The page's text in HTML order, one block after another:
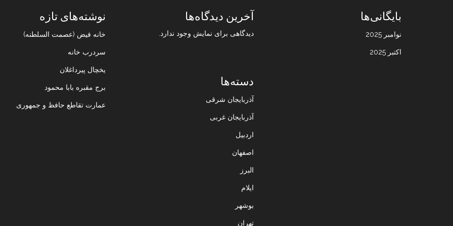
نوشته‌های تازه
خانه فیض (عصمت السلطنه)
سردرب خانه
یخچال پیرداغلان
برج مقبره بابا محمود
عمارت تقاطع حافظ و جمهوری
آخرین دیدگاه‌ها
دیدگاهی برای نمایش وجود ندارد.
بایگانی‌ها
نوامبر 2025
اکتبر 2025
دسته‌ها
آذربایجان شرقی
آذربایجان غربی
اردبیل
اصفهان
البرز
ایلام
بوشهر
تهران